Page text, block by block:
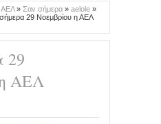
» Σαν σήμερα » aelole »
29 Νοεμβρίου η ΑΕΛ
29
ΑΕΛ